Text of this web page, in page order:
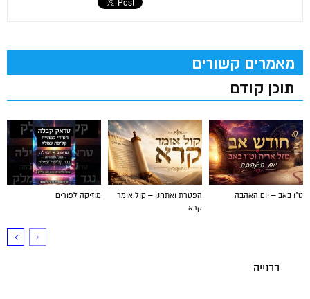
מאמרים קשורים
תוכן קודם
מוזיקה לפורים
הפטרת ואתחנן – קול אומר
קרא
ט"ו באב – יום האהבה
בבנייה